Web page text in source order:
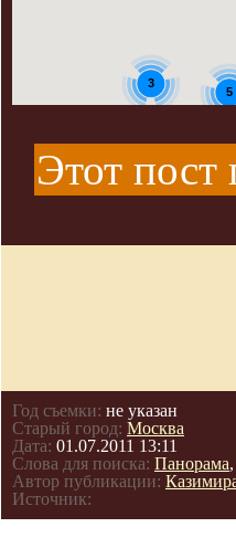
5
3
Этот пост
Год съемки: не указан
Старый город: Москва
Дата: 01.07.2011 13:11
Слова для поиска: Панорама
Автор публикации:
Источник: